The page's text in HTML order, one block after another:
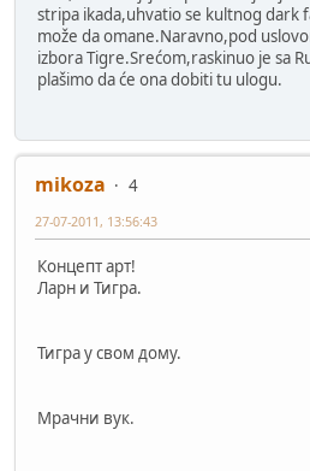
stripa ikada,uhvatio se kultnog dark
može da omane.Naravno,pod
izbora Tigre.Srećom,raskinuo je sa
plašimo da će ona dobiti tu ulogu.
mikoza
4
27-07-2011, 13:56:43
Концепт арт!
Ларн и Тигра.
Тигра у свом дому.
Мрачни вук.